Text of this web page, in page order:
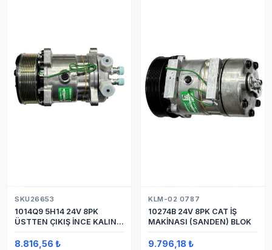
SKU26653
1014Q9 5H14 24V 8PK
ÜSTTEN ÇIKIŞ İNCE KALIN
(SANDEN) KLİMA
KOMPRESÖRÜ KOMPRESÖR
8.816,56 ₺
KLM-02 0787
10274B 24V 8PK CAT İŞ
MAKİNASI (SANDEN) BLOK
9.796,18 ₺